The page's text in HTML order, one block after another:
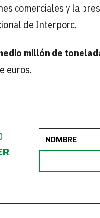
comerciales y la
de Interporc.
millón de
euros.